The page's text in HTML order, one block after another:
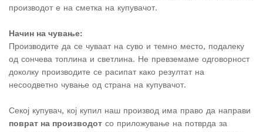
производот е на сметка на купувачот.
Начин на чување:
Производите да се чуваат на суво и темно место, подалеку
од сончева топлина и светлина. Не превземаме одговорност
доколку производите се расипат како резултат на
несоодветно чување од страна на купувачот.
Секој купувач, кој купил наш производ има право да направи
поврат на производот со приложување на потврда за